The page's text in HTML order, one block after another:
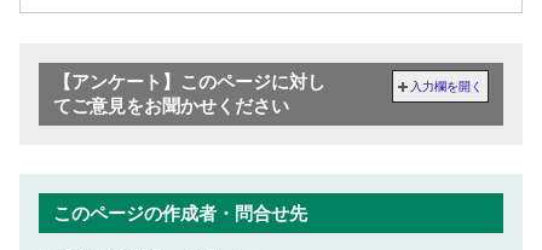
【アンケート】このページに対し
てご意見をお聞かせください
入力欄を開く
このページの作成者・問合せ先